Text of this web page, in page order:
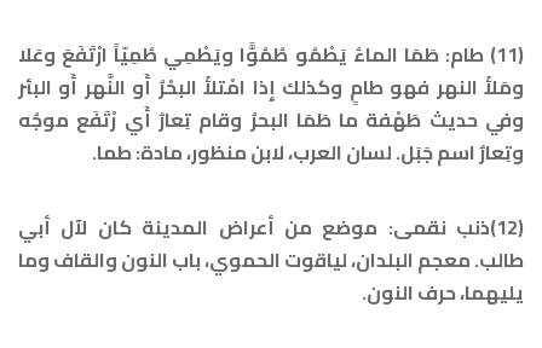
(11) طام: طَمَا الماءُ يَطْمُو طُمُوًّا ويَطْمِي طُمِيّاً ارْتَفَعَ وعَلا
ومَلأَ النهر فهو طامٍ وكذلك إِذا امْتلأَ البحْرُ أَو النَّهر أَو البئر
وفي حديث طَهْفة ما طَمَا البحرُ وقام تِعارٌ أَي رْتَفَع موجُه
وتِعارٌ اسم جَبَل. لسان العرب، لابن منظور، مادة: طما.
(12)ذنب نقمى: موضع من أعراض المدينة كان لآل أبي
طالب. معجم البلدان، لياقوت الحموي، باب النون والقاف وما
يليهما، حرف النون.